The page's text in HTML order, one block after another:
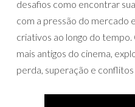
desafios como encontrar
com a pressão do mercado
criativos ao longo do
mais antigos do cinema,
perda, superação e conflitos